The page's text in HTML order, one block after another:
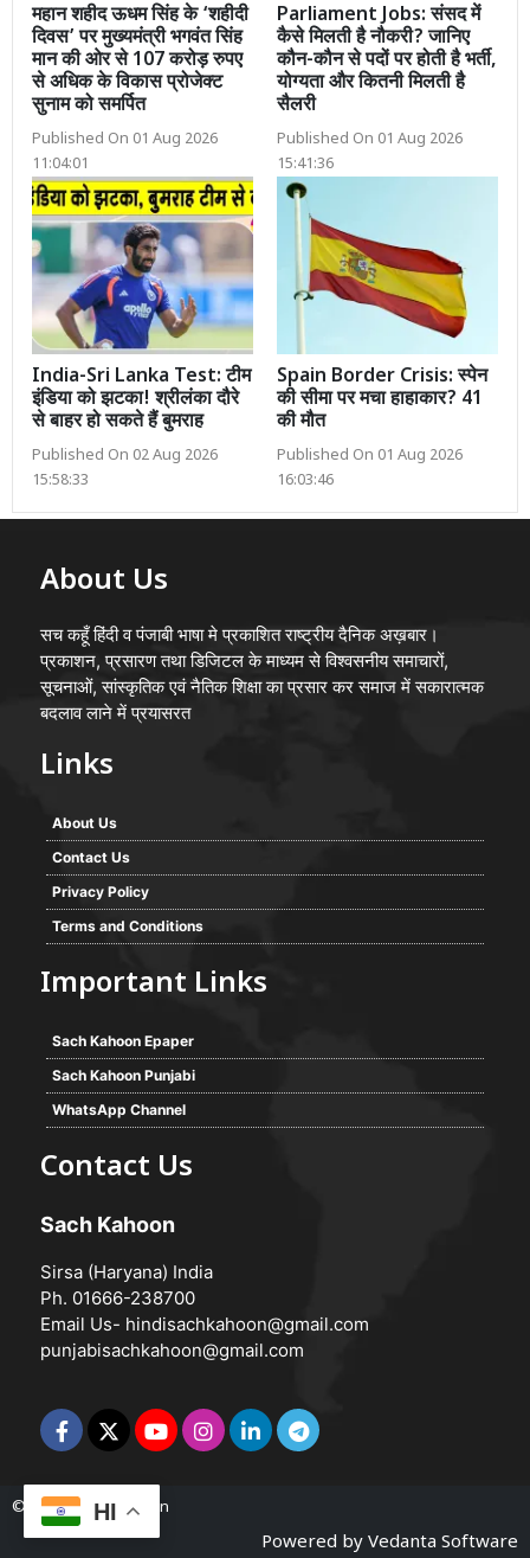
महान शहीद ऊधम सिंह के ‘शहीदी
दिवस’ पर मुख्यमंत्री भगवंत सिंह
मान की ओर से 107 करोड़ रुपए
से अधिक के विकास प्रोजेक्ट
सुनाम को समर्पित
Published On 01 Aug 2026
11:04:01
Parliament Jobs: संसद में
कैसे मिलती है नौकरी? जानिए
कौन-कौन से पदों पर होती है भर्ती,
योग्यता और कितनी मिलती है
सैलरी
Published On 01 Aug 2026
15:41:36
India-Sri Lanka Test: टीम
इंडिया को झटका! श्रीलंका दौरे
से बाहर हो सकते हैं बुमराह
Published On 02 Aug 2026
15:58:33
Spain Border Crisis: स्पेन
की सीमा पर मचा हाहाकार? 41
की मौत
Published On 01 Aug 2026
16:03:46
About Us
सच कहूँ हिंदी व पंजाबी भाषा मे प्रकाशित राष्ट्रीय दैनिक अख़बार।
प्रकाशन, प्रसारण तथा डिजिटल के माध्यम से विश्वसनीय समाचारों,
सूचनाओं, सांस्कृतिक एवं नैतिक शिक्षा का प्रसार कर समाज में सकारात्मक
बदलाव लाने में प्रयासरत
Links
About Us
Contact Us
Privacy Policy
Terms and Conditions
Important Links
Sach Kahoon Epaper
Sach Kahoon Punjabi
WhatsApp Channel
Contact Us
Sach Kahoon
Sirsa (Haryana) India
Ph. 01666-238700
Email Us- hindisachkahoon@gmail.com
punjabisachkahoon@gmail.com
© 2026 -Sach Kahoon
Powered by Vedanta Software
HI